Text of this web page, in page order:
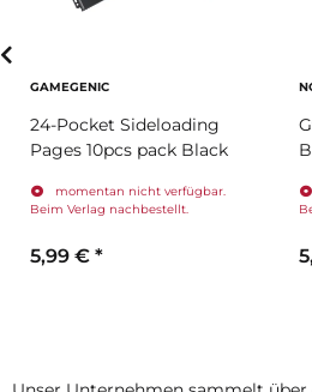
GAMEGENIC
24-Pocket Sideloading
Pages 10pcs pack Black
momentan nicht verfügbar.
Beim Verlag nachbestellt.
5,99 € *